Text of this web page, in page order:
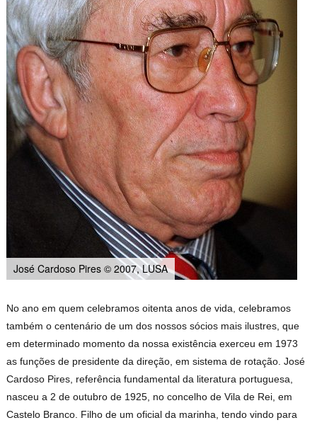
José Cardoso Pires © 2007, LUSA
No ano em quem celebramos oitenta anos de vida, celebramos
também o centenário de um dos nossos sócios mais ilustres, que
em determinado momento da nossa existência exerceu em 1973
as funções de presidente da direção, em sistema de rotação. José
Cardoso Pires, referência fundamental da literatura portuguesa,
nasceu a 2 de outubro de 1925, no concelho de Vila de Rei, em
Castelo Branco. Filho de um oficial da marinha, tendo vindo para